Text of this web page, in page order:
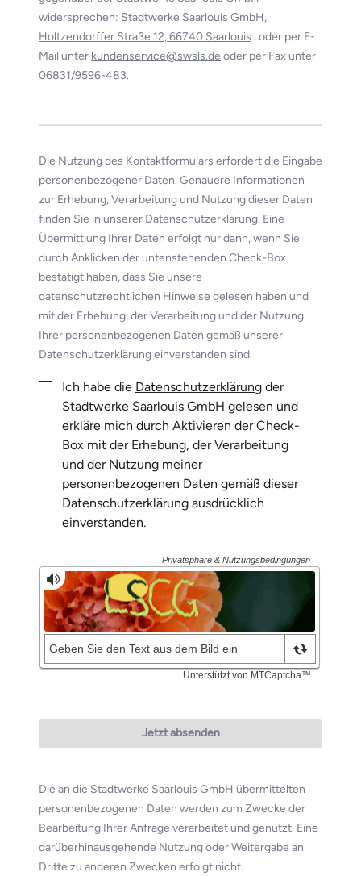
widersprechen: Stadtwerke Saarlouis GmbH,
Holtzendorffer Straße 12, 66740 Saarlouis
Mail unter kundenservice@swsls.de oder per Fax unter
06831/9596-483.
Die Nutzung des Kontaktformulars erfordert die Eingabe
personenbezogener Daten. Genauere Informationen
zur Erhebung, Verarbeitung und Nutzung dieser Daten
finden Sie in unserer Datenschutzerklärung. Eine
Übermittlung Ihrer Daten erfolgt nur dann, wenn Sie
durch Anklicken der untenstehenden Check-Box
bestätigt haben, dass Sie unsere
datenschutzrechtlichen Hinweise gelesen haben und
mit der Erhebung, der Verarbeitung und der Nutzung
Ihrer personenbezogenen Daten gemäß unserer
Datenschutzerklärung einverstanden sind.
Ich habe die Datenschutzerklärung der
Stadtwerke Saarlouis GmbH gelesen und
erkläre mich durch Aktivieren der Check-
Box mit der Erhebung, der Verarbeitung
und der Nutzung meiner
personenbezogenen Daten gemäß dieser
Datenschutzerklärung ausdrücklich
einverstanden.
Jetzt absenden
Die an die Stadtwerke Saarlouis GmbH übermittelten
personenbezogenen Daten werden zum Zwecke der
Bearbeitung Ihrer Anfrage verarbeitet und genutzt. Eine
darüberhinausgehende Nutzung oder Weitergabe an
Dritte zu anderen Zwecken erfolgt nicht.